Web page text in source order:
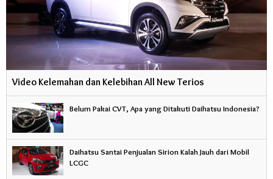
Video Kelemahan dan Kelebihan All New Terios
Belum Pakai CVT, Apa yang Ditakuti Daihatsu Indonesia?
Daihatsu Santai Penjualan Sirion Kalah Jauh dari Mobil
LCGC